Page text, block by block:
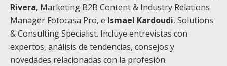
Rivera, Marketing B2B Content & Industry Relations
Manager Fotocasa Pro, e Ismael Kardoudi, Solutions
& Consulting Specialist. Incluye entrevistas con
expertos, análisis de tendencias, consejos y
novedades relacionadas con la profesión.